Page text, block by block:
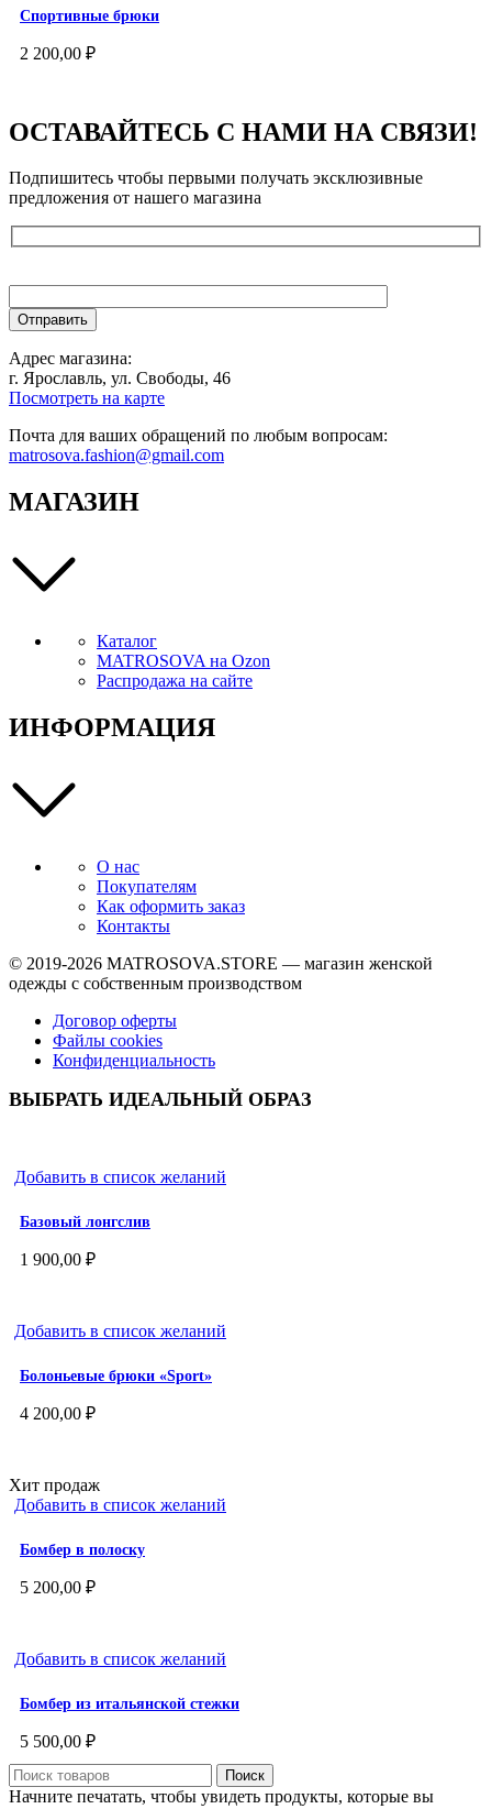
Спортивные брюки
2 200,00 ₽
ОСТАВАЙТЕСЬ С НАМИ НА СВЯЗИ!
Подпишитесь чтобы первыми получать эксклюзивные
предложения от нашего магазина
Адрес магазина:
г. Ярославль, ул. Свободы, 46
Посмотреть на карте
Почта для ваших обращений по любым вопросам:
matrosova.fashion@gmail.com
МАГАЗИН
Каталог
MATROSOVA на Ozon
Распродажа на сайте
ИНФОРМАЦИЯ
О нас
Покупателям
Как оформить заказ
Контакты
© 2019-2026 MATROSOVA.STORE — магазин женской
одежды с собственным производством
Договор оферты
Файлы cookies
Конфиденциальность
ВЫБРАТЬ ИДЕАЛЬНЫЙ ОБРАЗ
Добавить в список желаний
Базовый лонгслив
1 900,00 ₽
Добавить в список желаний
Болоньевые брюки «Sport»
4 200,00 ₽
Хит продаж
Добавить в список желаний
Бомбер в полоску
5 200,00 ₽
Добавить в список желаний
Бомбер из итальянской стежки
5 500,00 ₽
Поиск
Начните печатать, чтобы увидеть продукты, которые вы